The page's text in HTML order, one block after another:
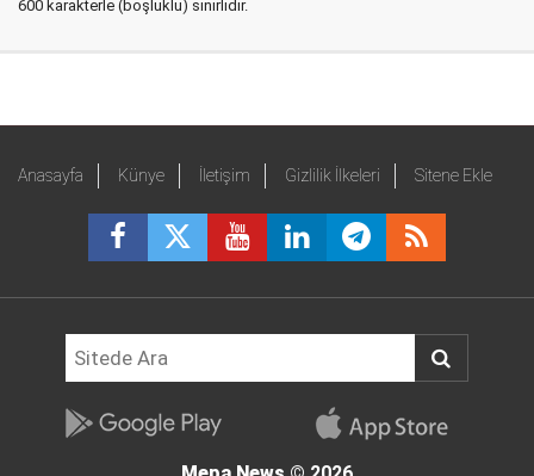
600 karakterle (boşluklu) sınırlıdır.
Anasayfa Künye İletişim Gizlilik İlkeleri Sitene Ekle